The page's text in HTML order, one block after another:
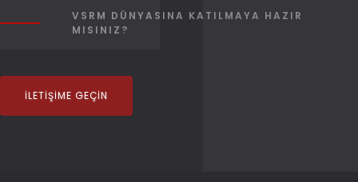
VSRM DÜNYASINA KATILMAYA HAZIR
MISINIZ?
İLETIŞIME GEÇIN